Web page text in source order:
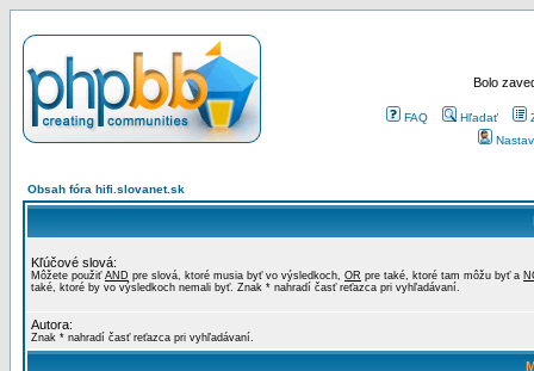
Bolo
FAQ Hľadať
Obsah fóra hifi.slovanet.sk
Kľúčové slová:
Môžete použiť AND pre slová, ktoré musia byť vo výsledkoch, OR pre také, ktoré tam môžu byť a
také, ktoré by vo výsledkoch nemali byť. Znak * nahradí časť reťazca pri vyhľadávaní.
Autora:
Znak * nahradí časť reťazca pri vyhľadávaní.